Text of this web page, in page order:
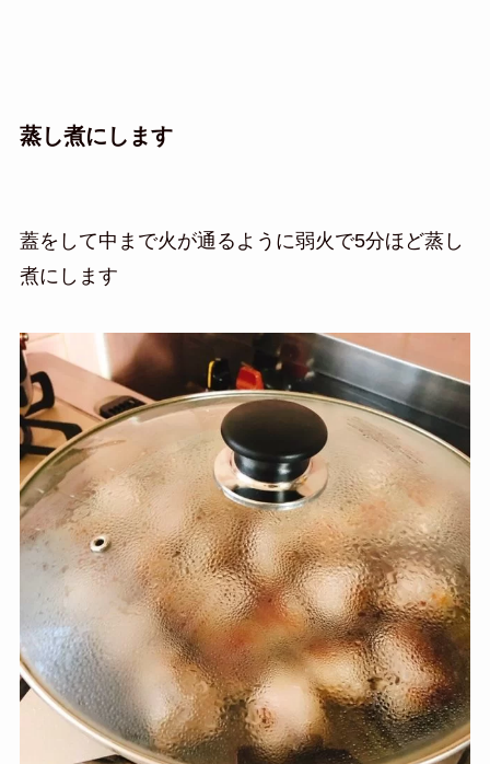
蒸し煮にします
蓋をして中まで火が通るように弱火で5分ほど蒸し
煮にします